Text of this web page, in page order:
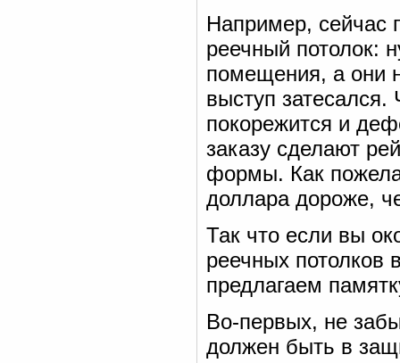
Например, сейчас
реечный потолок:
помещения, а они
выступ
покорежится и
заказу сделают
формы. Как
доллара дороже,
Так что если вы
реечных
предлагаем
Во-первых, не
должен быть в